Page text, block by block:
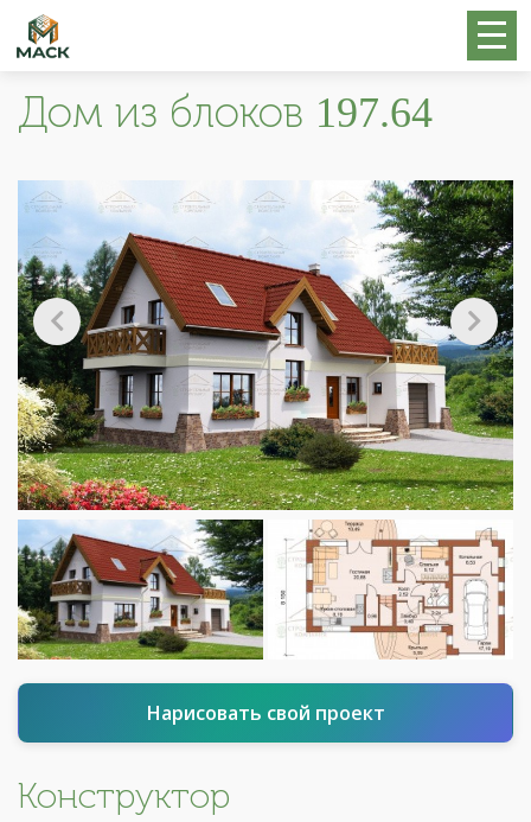
Дом из блоков 197.64
Нарисовать свой проект
Конструктор